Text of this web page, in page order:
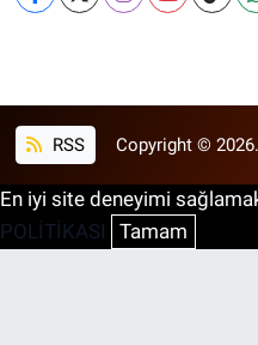
RSS Copyright © 2026.
En iyi site deneyimi
POLİTİKASI
Tamam